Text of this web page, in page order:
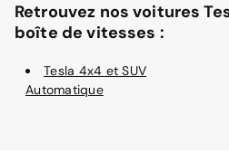
Retrouvez nos voitures
boîte de vitesses :
Tesla 4x4 et SUV
Automatique